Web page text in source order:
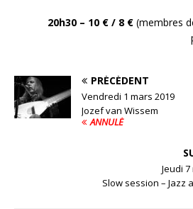
20h30 – 10 € / 8 € (membres
PRÉCÉDENT
Vendredi 1 mars 2019
Jozef van Wissem
ANNULÉ
Jeudi
Slow session – Jazz